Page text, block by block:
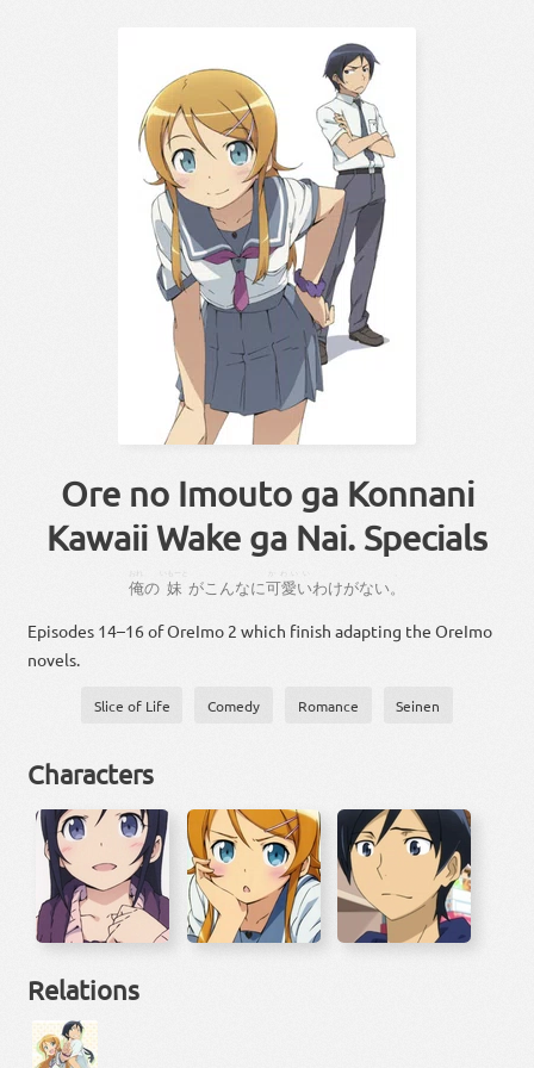
Ore no Imouto ga Konnani
Kawaii Wake ga Nai. Specials
俺の 妹 がこんなに可愛いわけがない。
Episodes 14–16 of OreImo 2 which finish adapting the OreImo
novels.
Slice of Life Comedy Romance Seinen
Characters
Relations